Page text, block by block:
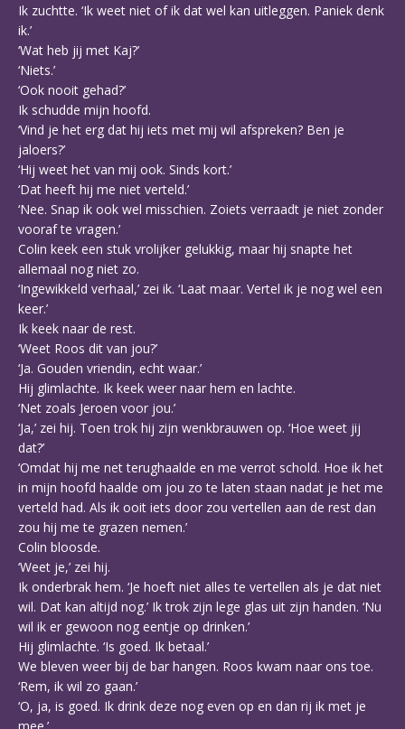
Ik zuchtte. ‘Ik weet niet of ik dat wel kan uitleggen. Paniek denk
ik.’
‘Wat heb jij met Kaj?’
‘Niets.’
‘Ook nooit gehad?’
Ik schudde mijn hoofd.
‘Vind je het erg dat hij iets met mij wil afspreken? Ben je
jaloers?’
‘Hij weet het van mij ook. Sinds kort.’
‘Dat heeft hij me niet verteld.’
‘Nee. Snap ik ook wel misschien. Zoiets verraadt je niet zonder
vooraf te vragen.’
Colin keek een stuk vrolijker gelukkig, maar hij snapte het
allemaal nog niet zo.
‘Ingewikkeld verhaal,’ zei ik. ‘Laat maar. Vertel ik je nog wel een
keer.’
Ik keek naar de rest.
‘Weet Roos dit van jou?’
‘Ja. Gouden vriendin, echt waar.’
Hij glimlachte. Ik keek weer naar hem en lachte.
‘Net zoals Jeroen voor jou.’
‘Ja,’ zei hij. Toen trok hij zijn wenkbrauwen op. ‘Hoe weet jij
dat?’
‘Omdat hij me net terughaalde en me verrot schold. Hoe ik het
in mijn hoofd haalde om jou zo te laten staan nadat je het me
verteld had. Als ik ooit iets door zou vertellen aan de rest dan
zou hij me te grazen nemen.’
Colin bloosde.
‘Weet je,’ zei hij.
Ik onderbrak hem. ‘Je hoeft niet alles te vertellen als je dat niet
wil. Dat kan altijd nog.’ Ik trok zijn lege glas uit zijn handen. ‘Nu
wil ik er gewoon nog eentje op drinken.’
Hij glimlachte. ‘Is goed. Ik betaal.’
We bleven weer bij de bar hangen. Roos kwam naar ons toe.
‘Rem, ik wil zo gaan.’
‘O, ja, is goed. Ik drink deze nog even op en dan rij ik met je